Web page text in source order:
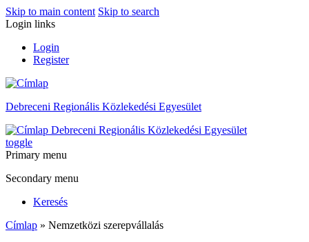
Skip to main content Skip to search
Login links
Login
Register
Debreceni Regionális Közlekedési Egyesület
Debreceni Regionális Közlekedési Egyesület
toggle
Primary menu
Secondary menu
Keresés
Címlap » Nemzetközi szerepvállalás